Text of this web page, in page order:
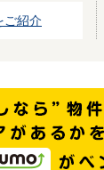
ご紹介